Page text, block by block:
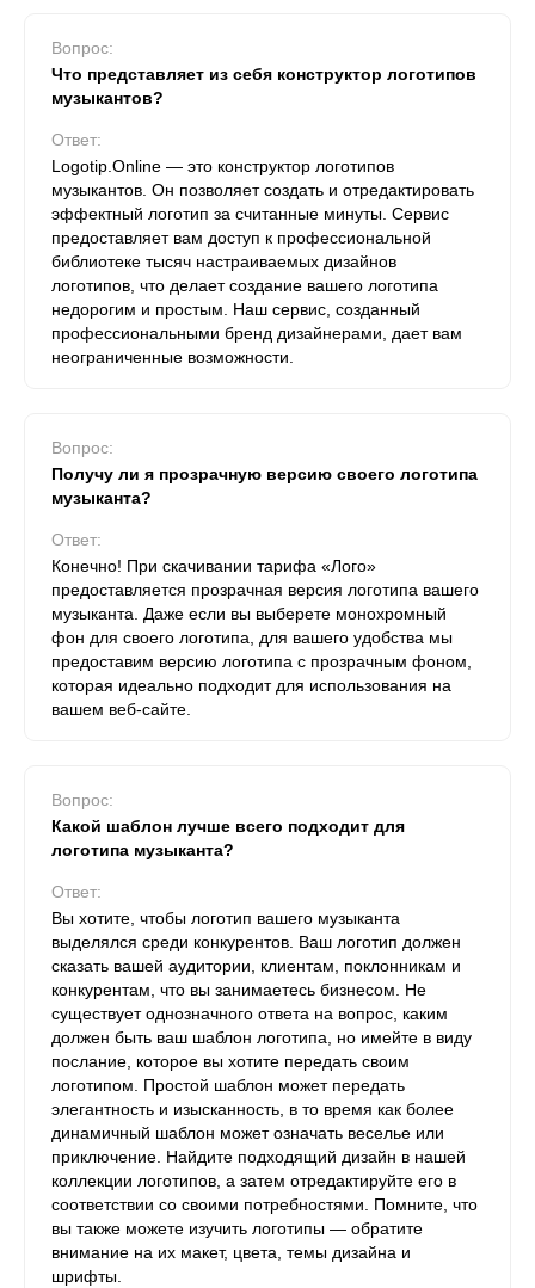
Вопрос:
Что представляет из себя конструктор логотипов
музыкантов?
Ответ:
Logotip.Online — это конструктор логотипов
музыкантов. Он позволяет создать и отредактировать
эффектный логотип за считанные минуты. Сервис
предоставляет вам доступ к профессиональной
библиотеке тысяч настраиваемых дизайнов
логотипов, что делает создание вашего логотипа
недорогим и простым. Наш сервис, созданный
профессиональными бренд дизайнерами, дает вам
неограниченные возможности.
Вопрос:
Получу ли я прозрачную версию своего логотипа
музыканта?
Ответ:
Конечно! При скачивании тарифа «Лого»
предоставляется прозрачная версия логотипа вашего
музыканта. Даже если вы выберете монохромный
фон для своего логотипа, для вашего удобства мы
предоставим версию логотипа с прозрачным фоном,
которая идеально подходит для использования на
вашем веб-сайте.
Вопрос:
Какой шаблон лучше всего подходит для
логотипа музыканта?
Ответ:
Вы хотите, чтобы логотип вашего музыканта
выделялся среди конкурентов. Ваш логотип должен
сказать вашей аудитории, клиентам, поклонникам и
конкурентам, что вы занимаетесь бизнесом. Не
существует однозначного ответа на вопрос, каким
должен быть ваш шаблон логотипа, но имейте в виду
послание, которое вы хотите передать своим
логотипом. Простой шаблон может передать
элегантность и изысканность, в то время как более
динамичный шаблон может означать веселье или
приключение. Найдите подходящий дизайн в нашей
коллекции логотипов, а затем отредактируйте его в
соответствии со своими потребностями. Помните, что
вы также можете изучить логотипы — обратите
внимание на их макет, цвета, темы дизайна и
шрифты.